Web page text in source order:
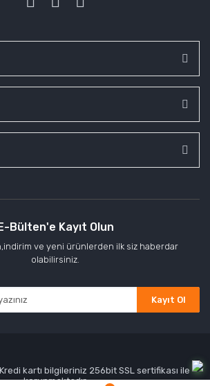
Bülten'e Kayıt Olun
ve yeni ürünlerden ilk siz haberdar
olabilirsiniz.
Kayıt Ol
kartı bilgileriniz 256bit SSL sertifikası ile
korunmaktadır.